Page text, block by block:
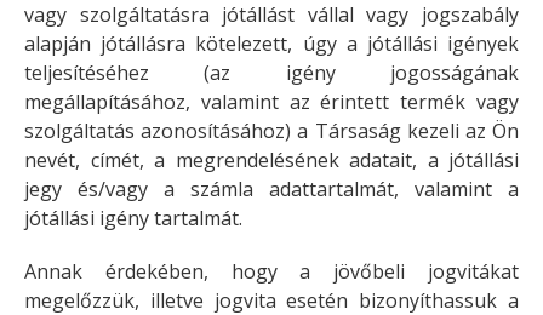
vagy szolgáltatásra jótállást vállal vagy jogszabály
alapján jótállásra kötelezett, úgy a jótállási igények
teljesítéséhez (az igény jogosságának
megállapításához, valamint az érintett termék vagy
szolgáltatás azonosításához) a Társaság kezeli az Ön
nevét, címét, a megrendelésének adatait, a jótállási
jegy és/vagy a számla adattartalmát, valamint a
jótállási igény tartalmát.
Annak érdekében, hogy a jövőbeli jogvitákat
megelőzzük, illetve jogvita esetén bizonyíthassuk a